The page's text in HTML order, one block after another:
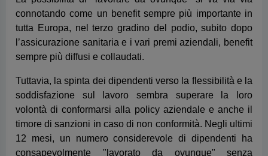
volontà di conformarsi alla policy aziendale e anche il
timore di sanzioni in caso di non conformità. Negli ultimi
12 mesi, un numero considerevole di dipendenti ha
consapevolmente "lavorato da ovunque" senza
proprie tracce con mezzi ingannevoli. I datori di lavoro,
d'altro canto, sono completamente all’oscuro del
numero di dipendenti che non rispettano le loro
politiche.
I dipendenti conoscono bene la politica aziendale in